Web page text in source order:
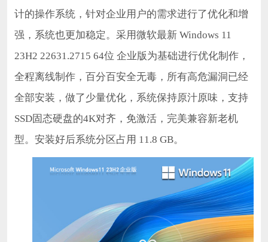
计的操作系统，针对企业用户的需求进行了优化和增
强，系统也更加稳定。采用微软最新 Windows 11
23H2 22631.2715 64位 企业版为基础进行优化制作，
全程离线制作，百分百安全无毒，所有高危漏洞已经
全部安装，做了少量优化，系统保持原汁原味，支持
SSD固态硬盘的4K对齐，免激活，完美兼容新老机
型。安装好后系统分区占用 11.8 GB。